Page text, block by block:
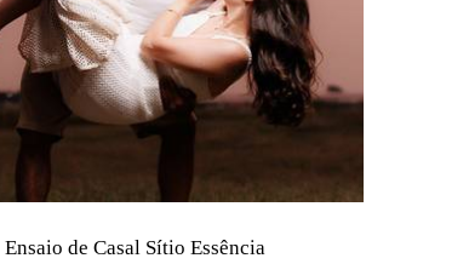
Ensaio de Casal Sítio Essência